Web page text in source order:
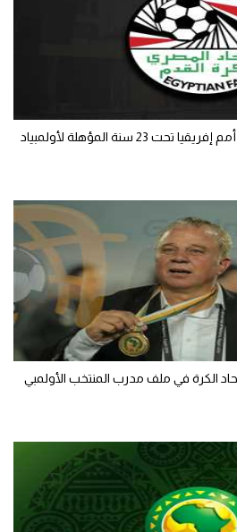
مصر تتقدم بطلب لاستضافة أمم إفريقيا تحت 23 سنة المؤهلة لأولمبياد
الكرة في ملف مدرب المنتخب الأولمبي